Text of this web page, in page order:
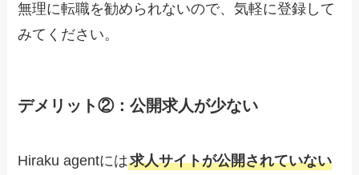
無理に転職を勧められないので、気軽に登録して
みてください。
デメリット②：公開求人が少ない
Hiraku agentには求人サイトが公開されていない